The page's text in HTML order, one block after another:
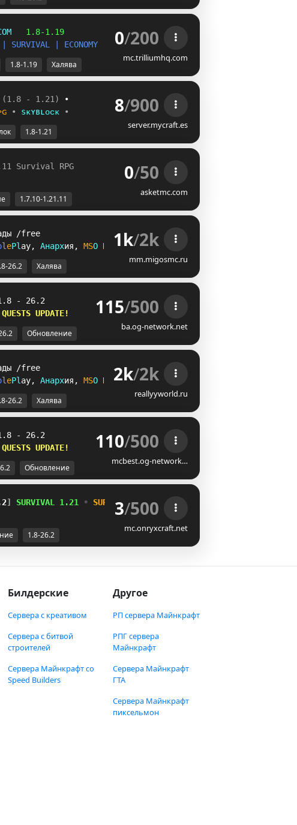
OM 1.8-1.19 |
SURVIVAL ECONOMY 0/200
mc.trilliumhq.com
1.8-1.19 Халява
(1.8 - 1.21)
•
• sᴋʏʙʟᴏᴄᴋ • 8/900
server.mycraft.es
1.8-1.21
Survival RPG 0/50
asketmc.com
1.7.10-1.21.11
/free
l ePl ay, Анархия , MSO R 1k/2k
mm.migosmc.ru
26.2 Халява
- 26.2
QUESTS UPDATE! 115/500
ba.og-network.net
Обновление
/free
l ePl ay, Анархия , MSO R G
2k/2k
reallyyworld.ru
26.2 Халява
- 26.2
QUESTS UPDATE! 110/500
mcbest.og-network…
Обновление
] SURVIVAL 1.21 • SURVIVAL RPG • PracticePVP
3/500
mc.onryxcraft.net
1.8-26.2
Билдерские
Сервера с креативом
Сервера с битвой
строителей
Сервера Майнкрафт со
Speed Builders
Другое
РП сервера Майнкрафт
РПГ сервера
Майнкрафт
Сервера Майнкрафт
ГТА
Сервера Майнкрафт
пиксельмон